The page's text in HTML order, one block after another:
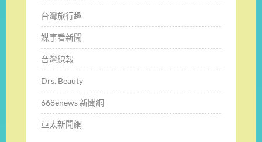
台灣旅行趣
媒事看新聞
台灣線報
Drs. Beauty
668enews 新聞網
亞太新聞網